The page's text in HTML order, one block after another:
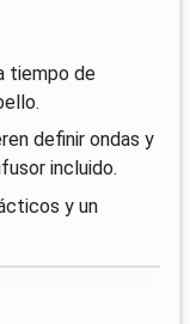
tiempo de
definir ondas y
incluido.
y un